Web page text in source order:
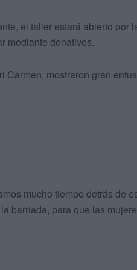
el taller estará abierto por
mediante donativos.
Carmen, mostraron gran
mucho tiempo detrás de
barriada, para que las